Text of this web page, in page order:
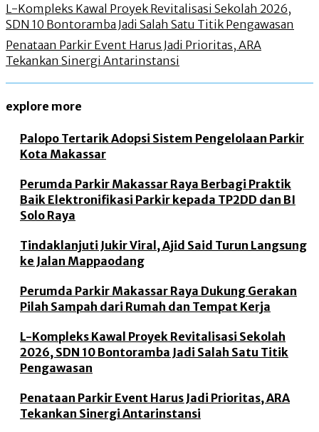
L-Kompleks Kawal Proyek Revitalisasi Sekolah 2026,
SDN 10 Bontoramba Jadi Salah Satu Titik Pengawasan
Penataan Parkir Event Harus Jadi Prioritas, ARA
Tekankan Sinergi Antarinstansi
explore more
Palopo Tertarik Adopsi Sistem Pengelolaan Parkir
Kota Makassar
Perumda Parkir Makassar Raya Berbagi Praktik
Baik Elektronifikasi Parkir kepada TP2DD dan BI
Solo Raya
Tindaklanjuti Jukir Viral, Ajid Said Turun Langsung
ke Jalan Mappaodang
Perumda Parkir Makassar Raya Dukung Gerakan
Pilah Sampah dari Rumah dan Tempat Kerja
L-Kompleks Kawal Proyek Revitalisasi Sekolah
2026, SDN 10 Bontoramba Jadi Salah Satu Titik
Pengawasan
Penataan Parkir Event Harus Jadi Prioritas, ARA
Tekankan Sinergi Antarinstansi